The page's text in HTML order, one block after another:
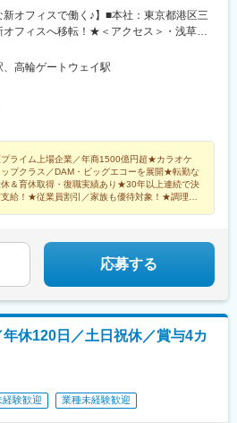
新オフィスで働く♪】■本社：東京都港区三
フィスへ移転！★＜アクセス＞・浅草線
3分・浅草線、三田線「三田駅」より徒歩
ウェイ駅」より徒歩10分・JR「田町駅」
高輪ゲートウェイ駅
ライム上場企業／年商1500億円超★カラオケ
プクラス／DAM・ビッグエコーを展開★転勤な
休＆育休取得・復職実績あり★30年以上連続で決
給！★従業員割引／家族も優待対象！★調理技
応募する
休120日／土日祝休／賞与4カ
経験歓迎 業種未経験歓迎